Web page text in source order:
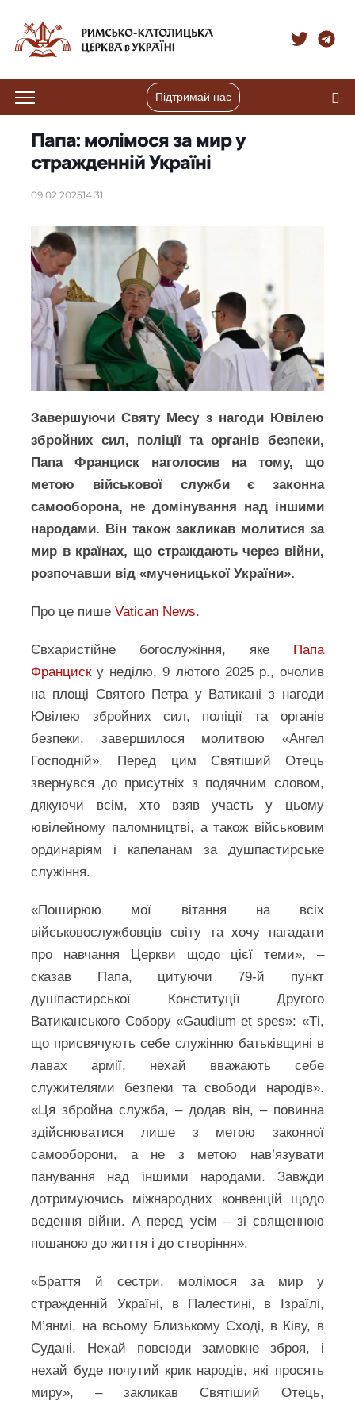
Підтримай нас
Папа: молімося за мир у
стражденній Україні
09.02.202514:31
Завершуючи Святу Месу з нагоди Ювілею
збройних сил, поліції та органів безпеки,
Папа Франциск наголосив на тому, що
метою військової служби є законна
самооборона, не домінування над іншими
народами. Він також закликав молитися за
мир в країнах, що страждають через війни,
розпочавши від «мученицької України».
Про це пишеVatican News.
Євхаристійне богослужіння, яке Папа
Франциску неділю, 9 лютого 2025 р., очолив
на площі Святого Петра у Ватикані з нагоди
Ювілею збройних сил, поліції та органів
безпеки, завершилося молитвою «Ангел
Господній». Перед цим Святіший Отець
звернувся до присутніх з подячним словом,
дякуючи всім, хто взяв участь у цьому
ювілейному паломництві, а також військовим
ординаріям і капеланам за душпастирське
служіння.
«Поширюю мої вітання на всіх
військовослужбовців світу та хочу нагадати
про навчання Церкви щодо цієї теми», –
сказав Папа, цитуючи 79-й пункт
душпастирської Конституції Другого
Ватиканського Собору «Gaudium et spes»: «Ті,
що присвячують себе служінню батьківщині в
лавах армії, нехай вважають себе
служителями безпеки та свободи народів».
«Ця збройна служба, – додав він, – повинна
здійснюватися лише з метою законної
самооборони, а не з метою нав’язувати
панування над іншими народами. Завжди
дотримуючись міжнародних конвенцій щодо
ведення війни. А перед усім – зі священною
пошаною до життя і до створіння».
«Браття й сестри, молімося за мир у
стражденній Україні, в Палестині, в Ізраїлі,
М’янмі, на всьому Близькому Сході, в Ківу, в
Судані. Нехай повсюди замовкне зброя, і
нехай буде почутий крик народів, які просять
миру», – закликав Святіший Отець,